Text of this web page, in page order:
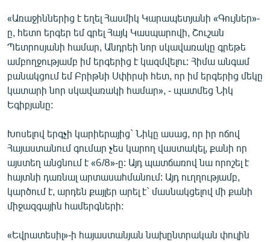
ՀԵՏԵՎԵՔ ՄԵԶ
«Ազատության» բոլոր կայքերը
«Առաջիններից է եղել Հասմիկ Կարապետյանի «Գույներ»-
ը, հետո երգեր եմ գրել Հայկ Կասպարովի, Շուշան
Պետրոսյանի համար, Անդրեի նոր սկավառակը գրեթե
ամբողջությամբ իմ երգերից է կազմվելու: Հիմա անգամ
բանակցում եմ Բրիթնի Սփիրսի հետ, որ իմ երգերից մեկը
կատարի նոր սկավառակի համար», - պատմեց Նիկ
Եգիբյանը:
Խոսելով երգչի կարիերայից` Նիկը ասաց, որ իր ոճով
Հայաստանում գումար չես կարող վաստակել, քանի որ
այստեղ անցնում է «6/8»-ը: Այդ պատճառով նա որոշել է
հայտնի դառնալ արտասահմանում: Այդ ուղղությամբ,
կարծում է, արդեն քայլեր արել է` մասնակցելով մի քանի
միջազգային համերգների:
«Եվրատեսիլ»-ի հայաստանյան նախընտրական փուլին